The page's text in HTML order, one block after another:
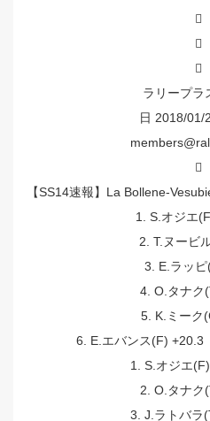



ラリープラ
日 2018/01/

【SS14速報】La Bollene-
1. S.オジエ
2. T.ヌービ
3. E.ラッ
4. O.タナク
5. K.ミーク
6. E.エバンス(F) +20.3
1. S.オジエ
2. O.タナク
3. J.ラトバラ